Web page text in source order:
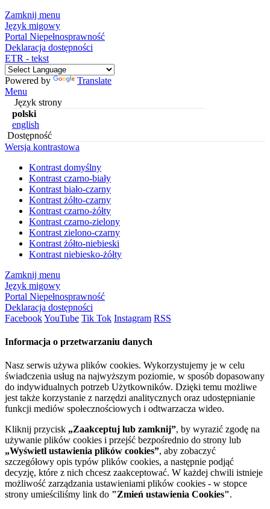
Zamknij menu
Język migowy
Portal Niepełnosprawność
Deklaracja dostępności
ETR - tekst
Powered by
Translate
Menu
Język strony
polski
english
Dostępność
Wersja kontrastowa
Kontrast domyślny
Kontrast czarno-biały
Kontrast biało-czarny
Kontrast żółto-czarny
Kontrast czarno-żółty
Kontrast czarno-zielony
Kontrast zielono-czarny
Kontrast żółto-niebieski
Kontrast niebiesko-żółty
Zamknij menu
Język migowy
Portal Niepełnosprawność
Deklaracja dostępności
FacebookYouTube Tik Tok Instagram RSS
Informacja o przetwarzaniu danych
Nasz serwis używa plików cookies. Wykorzystujemy je w celu
świadczenia usług na najwyższym poziomie, w sposób dopasowany
do indywidualnych potrzeb Użytkowników. Dzięki temu możliwe
jest także korzystanie z narzędzi analitycznych oraz udostępnianie
funkcji mediów społecznościowych i odtwarzacza wideo.
Kliknij przycisk „Zaakceptuj lub zamknij”, by wyrazić zgodę na
używanie plików cookies i przejść bezpośrednio do strony lub
„Wyświetl ustawienia plików cookies”, aby zobaczyć
szczegółowy opis typów plików cookies, a następnie podjąć
decyzję, które z nich chcesz zaakceptować. W każdej chwili istnieje
możliwość zarządzania ustawieniami plików cookies - w stopce
strony umieściliśmy link do "Zmień ustawienia Cookies".